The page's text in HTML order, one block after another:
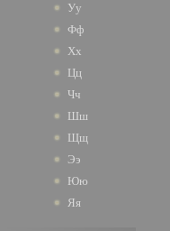
Уу
Фф
Хх
Цц
Чч
Шш
Щщ
Ээ
Юю
Яя